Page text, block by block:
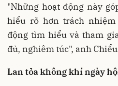
"Những hoạt động này
hiểu rõ hơn trách
động tìm hiểu và tham
đủ, nghiêm túc", anh
Lan tỏa không khí ngày